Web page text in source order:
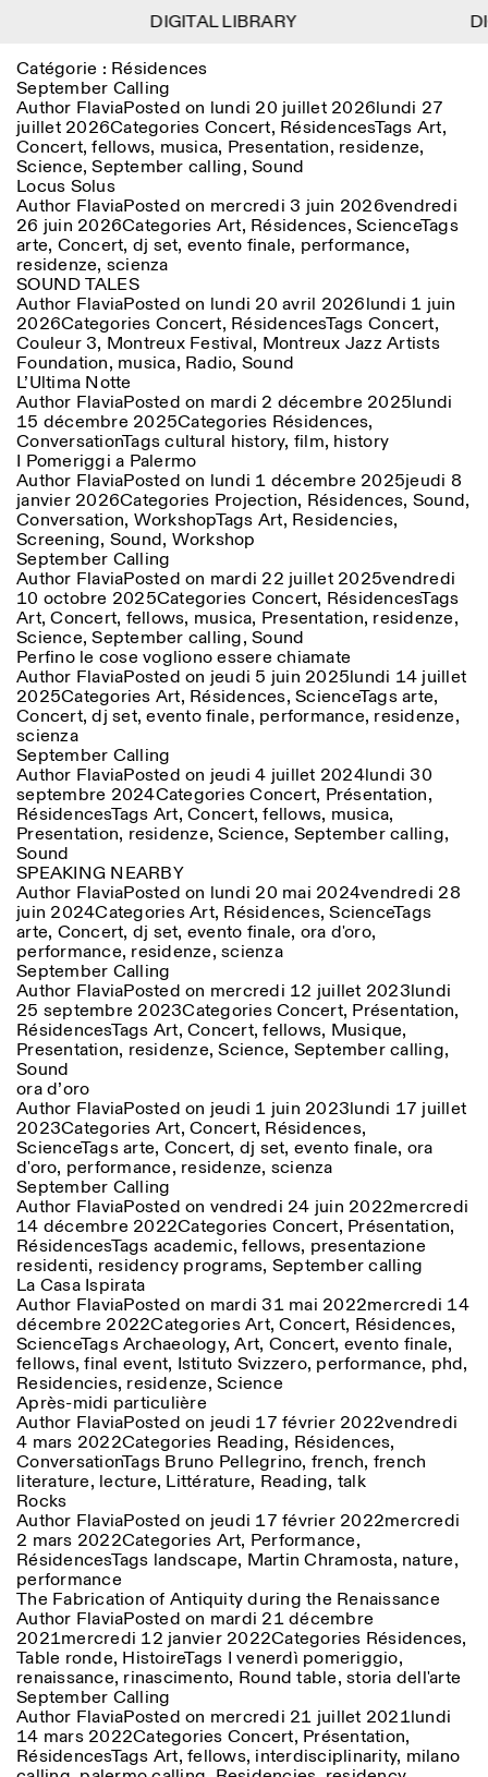
Menu
Lingua EN IT DE
Calendrier
Istituto Svizzero
Recherche
Résidences
Archives
Blog
Organisation
Bibliothèque
Jobs
Autres Activités
NEWSLETTER
Inscrivez-vous à notre newsletter pour recevoir
informations sur nos événements
Facebook Instagram Linkedin Vimeo
Privacy Policy
Information
ISTITUTO SVIZZERO
ROME
Villa Maraini
Via Ludovisi 48
00187 Roma
roma@istitutosvizzero.it
Par transport public: Istituto
HORAIRES DE LA
RÉCEPTION:
LUN-VEN
09:00–13:30, 14:30–18:00
HORAIRES DE VISITE:
Atlas Studios
Mercredi/Vendredi:
14h30–18h30
Samedi/Dimanche: 11h00–
18h30
VISITES GUIDÉES:
Seulement sur rendez-vous
Tarif: 10€ par personne
Pour réservations:
visite@istitutosvizzero.it
Animaux non admis
ISTITUTO SVIZZERO
MILAN
Sede di Milano
Via Vecchio Politecnico 3
20121 Milan
milano@istitutosvizzero.it
HORAIRES DE VISITE:
I’ll miss you when I scroll
away
Lundi–vendredi : 11h00–
17h00
Jeudi : 11h00–20h00
Samedi : 14h00–18h00
Dimanche : fermé
Designed by Dallas
Filtres
Area
Reset
Art
Résidences
Lieu
Reset
Rome
All Milan
Catégorie
Reset
All
Anthropologie
Architecture
Art
Astrophysique
Présentation livre
More Options...
Length
1
365
> 1
Catégorie : Résidences
September Calling
Author FlaviaPosted on lundi 20 juillet 2026lundi 27
juillet 2026Categories Concert, RésidencesTags Art,
Concert,fellows, musica, Presentation, residenze,
Science,September calling, Sound
Locus Solus
Author FlaviaPosted on mercredi 3 juin 2026vendredi
26 juin 2026Categories Art, Résidences, ScienceTags
arte, Concert, dj set, evento finale, performance,
residenze, scienza
SOUND TALES
Author FlaviaPosted on lundi 20 avril 2026lundi 1 juin
2026Categories Concert, RésidencesTags Concert,
Couleur 3, Montreux Festival, Montreux Jazz Artists
Foundation, musica, Radio, Sound
L’Ultima Notte
Author FlaviaPosted on mardi 2 décembre 2025lundi
15 décembre 2025Categories Résidences,
ConversationTagscultural history, film, history
I Pomeriggi a Palermo
Author FlaviaPosted on lundi 1 décembre 2025jeudi 8
janvier 2026Categories Projection, Résidences, Sound,
Conversation, WorkshopTags Art, Residencies,
Screening, Sound, Workshop
September Calling
Author FlaviaPosted on mardi 22 juillet 2025vendredi
10 octobre 2025Categories Concert, RésidencesTags
Art,Concert, fellows, musica, Presentation, residenze,
Science,September calling, Sound
Perfino le cose vogliono essere chiamate
Author FlaviaPosted on jeudi 5 juin 2025lundi 14 juillet
2025Categories Art, Résidences, ScienceTagsarte,
Concert,dj set,evento finale, performance, residenze,
scienza
September Calling
Author FlaviaPosted on jeudi 4 juillet 2024lundi 30
septembre 2024CategoriesConcert, Présentation,
RésidencesTags Art, Concert,fellows, musica,
Presentation, residenze,Science, September calling,
Sound
SPEAKING NEARBY
Author FlaviaPosted on lundi 20 mai 2024vendredi 28
juin 2024CategoriesArt, Résidences,ScienceTags
arte, Concert, dj set, evento finale, ora d'oro,
performance, residenze, scienza
September Calling
Author FlaviaPosted on mercredi 12 juillet 2023lundi
25 septembre 2023CategoriesConcert, Présentation,
RésidencesTags Art, Concert,fellows, Musique,
Presentation, residenze,Science, September calling,
Sound
ora d’oro
Author FlaviaPosted on jeudi 1 juin 2023lundi 17 juillet
2023Categories Art, Concert, Résidences,
ScienceTagsarte, Concert, dj set, evento finale, ora
d'oro, performance, residenze, scienza
September Calling
Author FlaviaPosted on vendredi 24 juin 2022mercredi
14 décembre 2022Categories Concert, Présentation,
RésidencesTags academic,fellows, presentazione
residenti, residency programs, September calling
La Casa Ispirata
Author FlaviaPosted on mardi 31 mai 2022mercredi 14
décembre 2022CategoriesArt,Concert, Résidences,
ScienceTagsArchaeology,Art, Concert, evento finale,
fellows,final event, Istituto Svizzero, performance, phd,
Residencies, residenze, Science
Après-midi particulière
Author FlaviaPosted on jeudi 17 février 2022vendredi
4 mars 2022Categories Reading, Résidences,
ConversationTags Bruno Pellegrino, french, french
literature, lecture, Littérature, Reading, talk
Rocks
Author FlaviaPosted on jeudi 17 février 2022mercredi
2 mars 2022Categories Art, Performance,
RésidencesTags landscape, Martin Chramosta, nature,
performance
The Fabrication of Antiquity during the Renaissance
Author FlaviaPosted on mardi 21 décembre
2021mercredi 12 janvier 2022Categories Résidences,
Table ronde, HistoireTags I venerdì pomeriggio,
renaissance, rinascimento, Round table, storia dell'arte
September Calling
Author FlaviaPosted on mercredi 21 juillet 2021lundi
14 mars 2022Categories Concert, Présentation,
RésidencesTags Art, fellows, interdisciplinarity, milano
DIGITAL LIBRARY
DIGITAL LIBRARY